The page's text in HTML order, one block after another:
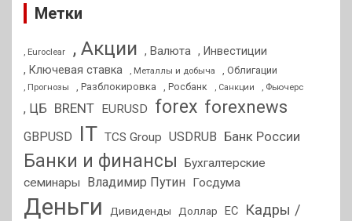
Метки
, Euroclear , Акции , Валюта , Инвестиции
, Ключевая ставка
, Металлы и добыча , Облигации
, Прогнозы , Разблокировка , Росбанк , Санкции , Фьючерс
, ЦБ BRENT EURUSD forex forexnews
GBPUSD IT TCS Group USDRUB Банк России
Банки и финансы
Бухгалтерские
семинары
Владимир Путин Госдума
Деньги Дивиденды Доллар ЕС
Кадры /